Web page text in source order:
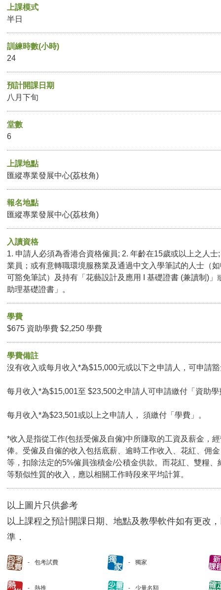
上課模式
半日
訓練時數(小時)
24
預計開課日期
八月下旬
堂數
6
上課地點
匯縱專業發展中心(荔枝角)
報名地點
匯縱專業發展中心(荔枝角)
入讀資格
1. 申請人必須為香港合資格僱員; 2. 年齡在15歲或以上之人
業員；或有意轉職環境服務業及通過中文入學筆試的人士（
可豁免筆試）及持有「花藝設計及應用 I 基礎證書 (兼讀制)」
助理基礎證書」。
學費
$675 資助學費 $2,250 學費
學費備註
沒有收入或每月收入*為$15,000元或以下之申請人，可申請
每月收入*為$15,001至 $23,500之申請人可申請繳付「資助學
每月收入*為$23,501或以上之申請人， 須繳付「學費」。
*收入是指從工作(包括受僱及自僱)中所賺取的工資及薪金，
俸。受僱及自僱的收入包括底薪、逾時工作收入、花紅、佣
等，扣除法定的5%僱員強積金/公積金供款。而花紅、雙糧、
等類似性質的收入，應以相關工作時段來平均計算。
以上圖片只供參考
以上課程之預計開課日期、地點及教學軟件如有更改
準．
包考試費 獨家
熱推 少量名額